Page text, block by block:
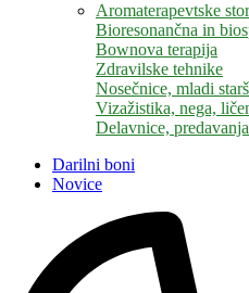
Aromaterapevtske
Bioresonančna in
Bownova terapija
Zdravilske tehnike
Nosečnice, mladi
Vizažistika, nega,
Delavnice,
Darilni boni
Novice